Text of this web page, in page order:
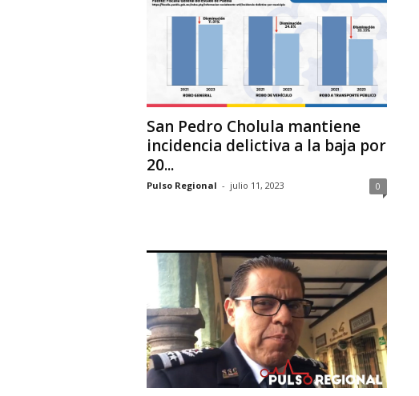
San Pedro Cholula mantiene
incidencia delictiva a la baja por
20...
Pulso Regional - julio 11, 2023 0